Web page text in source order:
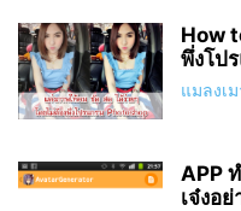
How
พึ่งโป
แมลงเ
APP
เจ๋งอ